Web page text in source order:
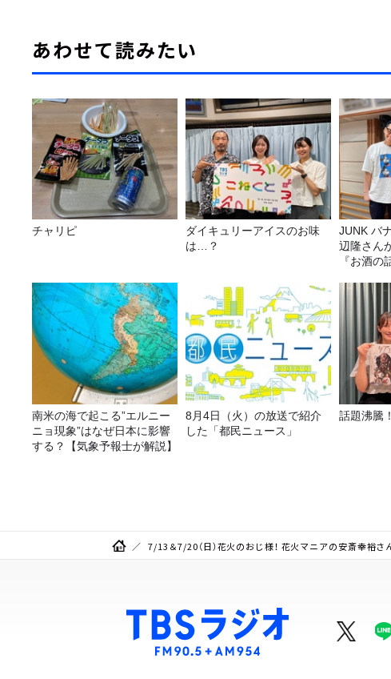
あわせて読みたい
チャリピ
ダイキュリーアイスのお味
は…？
JUNK バナナマン「錦鯉・渡
辺隆さん
『お酒の
南米の海で起こる”エルニー
ニョ現象”はなぜ日本に影響
する？【気象予報士が解説】
8月4日（火）の放送で紹介
した「都民ニュース」
話題沸騰
7/13＆7/20（日）花火のおじ様！ 花火マニアの安斎幸裕さ